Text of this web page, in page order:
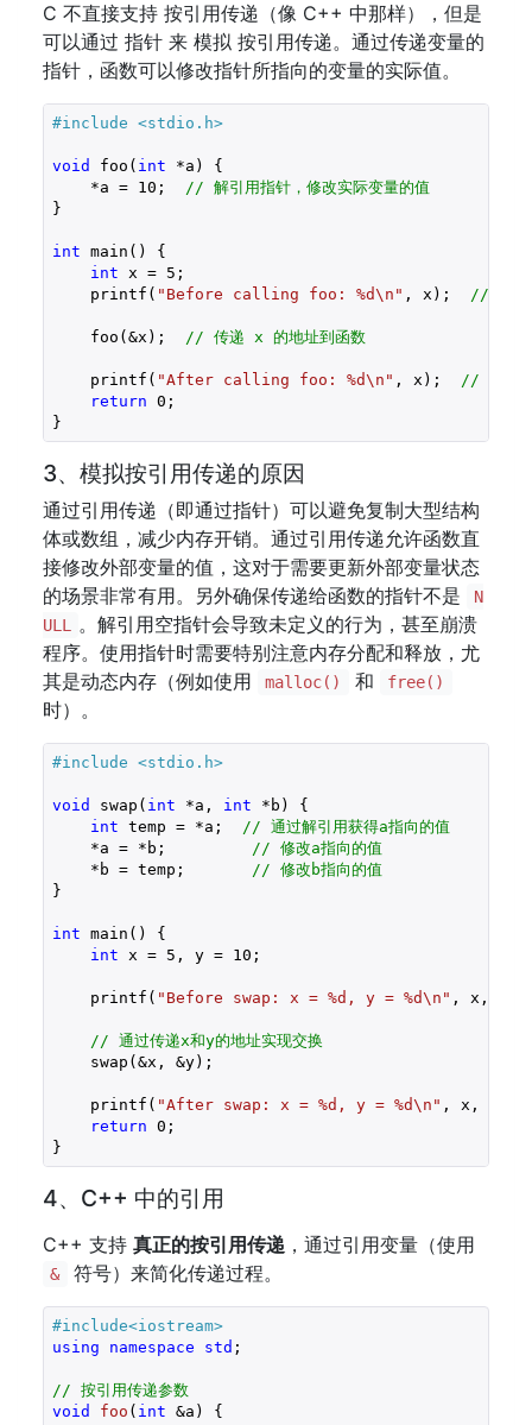
C 不直接支持 按引用传递（像 C++ 中那样），但是
可以通过 指针 来 模拟 按引用传递。通过传递变量的
指针，函数可以修改指针所指向的变量的实际值。
#include <stdio.h>
void foo( int *a) {
    *a =
10 ;
// 解引用指针，修改实际变量的值
}
int main() {
int x = 5 ;
    printf(
"Before calling foo: %d\n" , x); // 输出
    foo(&x);
// 传递 x 的地址到函数
    printf(
"After calling foo: %d\n" , x);
// 输出:
return 0 ;
3、模拟按引用传递的原因
通过引用传递（即通过指针）可以避免复制大型结构
体或数组，减少内存开销。通过引用传递允许函数直
接修改外部变量的值，这对于需要更新外部变量状态
的场景非常有用。另外确保传递给函数的指针不是
N
ULL
。解引用空指针会导致未定义的行为，甚至崩溃
程序。使用指针时需要特别注意内存分配和释放，尤
其是动态内存（例如使用
malloc() 和 free()
时）。
#include <stdio.h>
void swap( int *a, int *b) {
int temp = *a;
// 通过解引用获得a指向的值
    *a = *b;
// 修改a指向的值
    *b = temp;
// 修改b指向的值
}
int main() {
int x = 5 , y = 10 ;
    printf(
"Before swap: x = %d, y = %d\n" , x,
// 通过传递x和y的地址实现交换
    swap(&x, &y);
    printf(
"After swap: x = %d, y = %d\n" , x,
return 0 ;
4、C++ 中的引用
C++ 支持 真正的按引用传递 ，通过引用变量（使用
& 符号）来简化传递过程。
#include<iostream>
using
namespace std ;
// 按引用传递参数
void
foo ( int &a)
{